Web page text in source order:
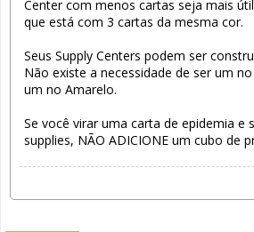
Center com menos cartas seja mais
que está com 3 cartas da mesma cor.
Seus Supply Centers podem ser
Não existe a necessidade de ser um
um no Amarelo.
Se você virar uma carta de epidemia e
supplies, NÃO ADICIONE um cubo de